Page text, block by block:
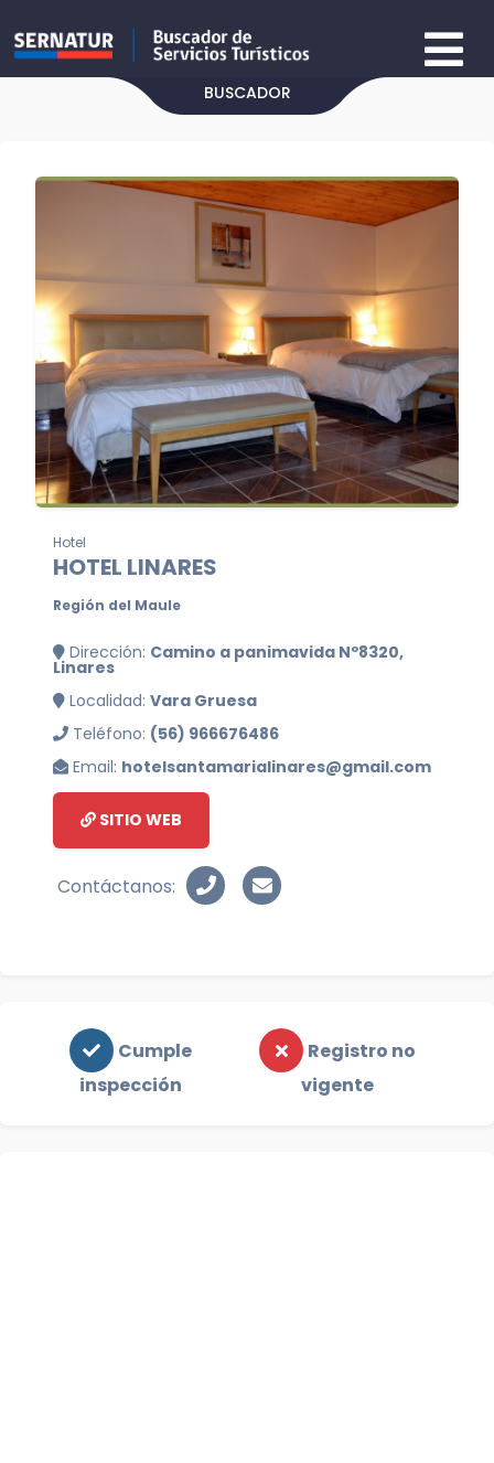
BUSCADOR
Hotel
HOTEL LINARES
Región del Maule
Dirección: Camino a panimavida Nº8320,
Linares
Localidad: Vara Gruesa
Teléfono: (56) 966676486
Email: hotelsantamarialinares@gmail.com
SITIO WEB
Contáctanos:
Cumple
inspección
Registro no
vigente